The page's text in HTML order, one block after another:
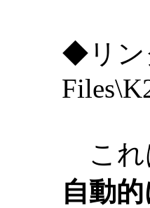
◆リン
これ
自動